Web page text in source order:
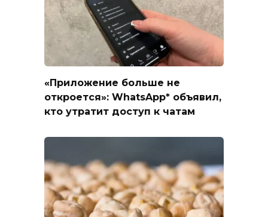
«Приложение больше не
откроется»: WhatsApp* объявил,
кто утратит доступ к чатам